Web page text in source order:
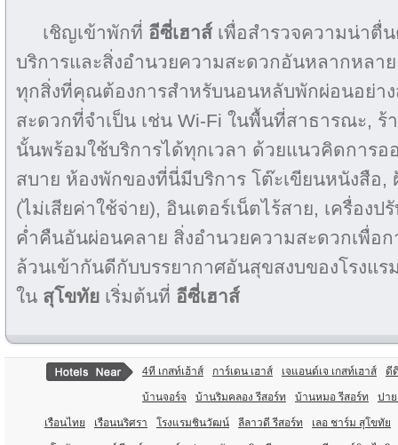
เชิญเข้าพักที่ อีซี่เฮาส์ เพื่อสำรวจความน่าตื่
บริการและสิ่งอำนวยความสะดวกอันหลากหลา
ทุกสิ่งที่คุณต้องการสำหรับนอนหลับพักผ่อนอย่าง
สะดวกที่จำเป็น เช่น Wi-Fi ในพื้นที่สาธารณะ,
นั้นพร้อมใช้บริการได้ทุกเวลา ด้วยแนวคิดการ
สบาย ห้องพักของที่นี่มีบริการ โต๊ะเขียนหนังสือ,
(ไม่เสียค่าใช้จ่าย), อินเตอร์เน็ตไร้สาย, เครื่องป
ค่ำคืนอันผ่อนคลาย สิ่งอำนวยความสะดวกเพื่อ
ล้วนเข้ากันดีกับบรรยากาศอันสุขสงบของโรงแ
ใน สุโขทัย เริ่มต้นที่ อีซี่เฮาส์
4ที เกสท์เฮ้าส์ การ์เดน เฮาส์ เจแอนด์เจ เกสท์เฮาส์ ดี
บ้านจอร์จ บ้านริมคลอง รีสอร์ท บ้านหมอ รีสอร์ท ปา
เรือนไทย เรือนนริศรา โรงแรมชินวัฒน์ ลีลาวดี รีสอร์ท เลอ ชาร์ม สุโขทัย